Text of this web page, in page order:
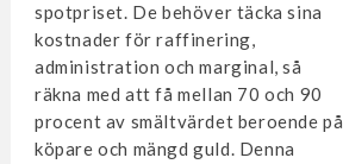
spotpriset. De behöver täcka sina
kostnader för raffinering,
administration och marginal, så
räkna med att få mellan 70 och 90
procent av smältvärdet beroende på
köpare och mängd guld. Denna